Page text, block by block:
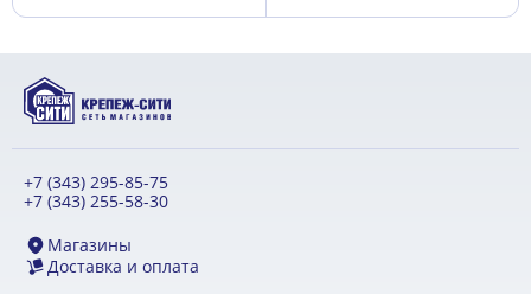
+7 (343) 295-85-75
+7 (343) 255-58-30
Магазины
Доставка и оплата